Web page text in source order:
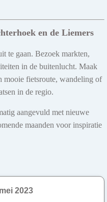
en de Liemers
te gaan. Bezoek markten,
in de buitenlucht. Maak
mooie fietsroute, wandeling of
in de regio.
aangevuld met nieuwe
maanden voor inspiratie
2023